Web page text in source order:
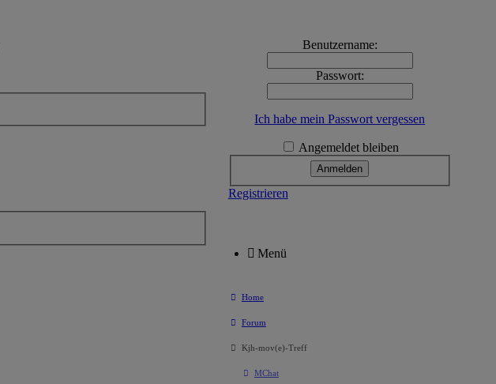
Benutzername:
Passwort:
Ich habe mein Passwort vergessen
Angemeldet bleiben
Registrieren
Menü
Home
Forum
Kjh-mov(e)-Treff
MChat